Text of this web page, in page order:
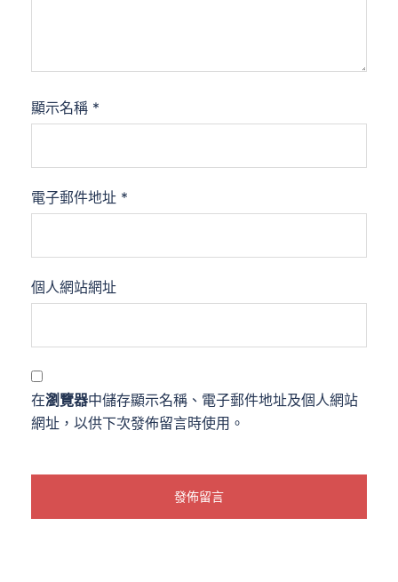
顯示名稱 *
電子郵件地址 *
個人網站網址
在瀏覽器中儲存顯示名稱、電子郵件地址及個人網站
網址，以供下次發佈留言時使用。